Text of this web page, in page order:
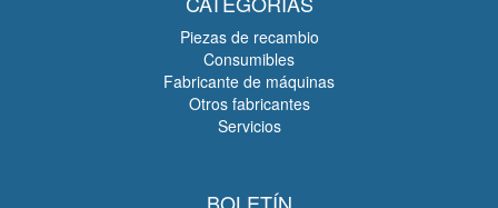
Piezas de recambio
Consumibles
Fabricante de máquinas
Otros fabricantes
Servicios